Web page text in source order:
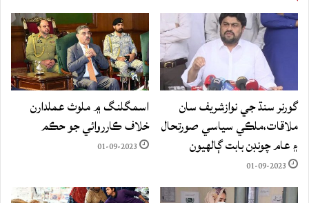
گورنر سنڌ جي نوازشريف سان
ملاقات،ملڪي سياسي صورتحال
۽ عام چونڊن بابت ڳالهيون
01-09-2023
اسمگلنگ ۾ ملوث عملدارن
خلاف ڪارروائي جو حڪم
01-09-2023